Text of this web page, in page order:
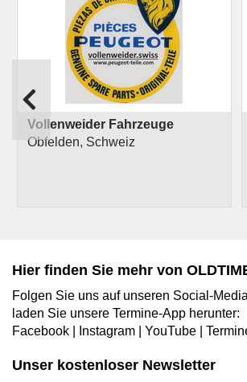
Vollenweider Fahrzeuge
Obfelden, Schweiz
Hier finden Sie mehr von
Folgen Sie uns auf unseren Social-
laden Sie unsere Termine-App herunter:
Facebook
Instagram YouTube
Unser kostenloser Newsletter